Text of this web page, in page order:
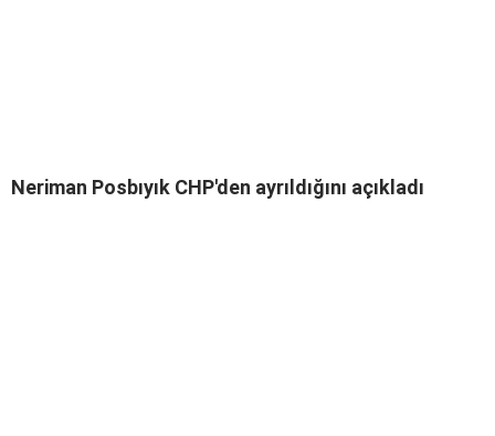
Neriman Posbıyık CHP'den ayrıldığını açıkladı